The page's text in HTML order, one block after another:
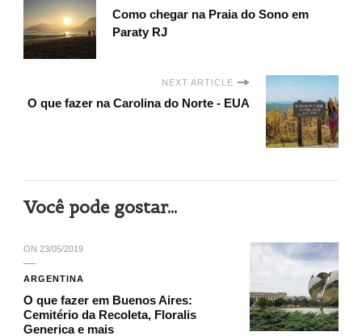
Como chegar na Praia do Sono em
Paraty RJ
NEXT ARTICLE
O que fazer na Carolina do Norte - EUA
Você pode gostar...
ON 23/05/2019
ARGENTINA
O que fazer em Buenos Aires:
Cemitério da Recoleta, Floralis
Generica e mais